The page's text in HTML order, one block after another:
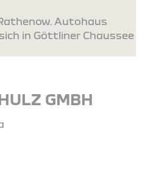
Autohaus
in Göttliner Chaussee
GMBH